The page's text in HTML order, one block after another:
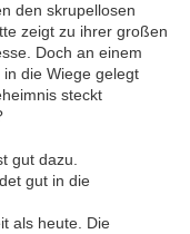
den skrupellosen
zeigt zu ihrer großen
Doch an einem
die Wiege gelegt
steckt
gut dazu.
gut in die
als heute. Die